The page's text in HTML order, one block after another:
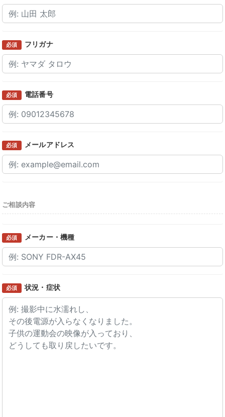
必須 フリガナ
必須 電話番号
必須 メールアドレス
ご相談内容
必須 メーカー・機種
必須 状況・症状